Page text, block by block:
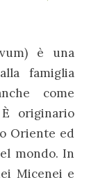
è una
famiglia
come
originario
Oriente ed
mondo. In
Micenei e